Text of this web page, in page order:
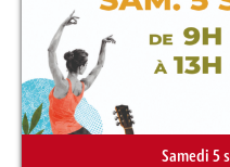
Samedi 5